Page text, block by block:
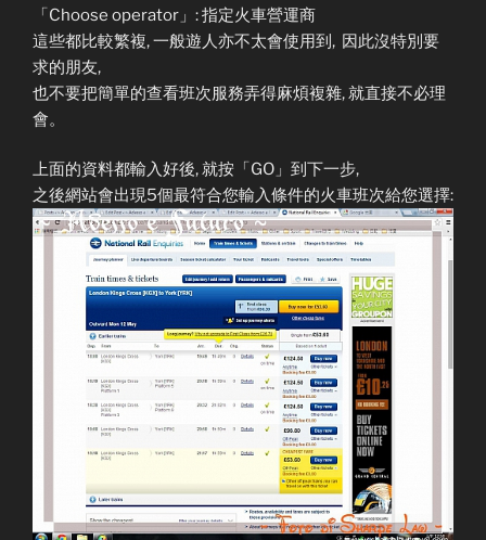
「Choose operator」: 指定火車營運商
這些都比較繁複, 一般遊人亦不太會使用到, 因此沒特別要
求的朋友,
也不要把簡單的查看班次服務弄得麻煩複雜, 就直接不必理
會。
上面的資料都輸入好後, 就按「GO」到下一步,
之後網站會出現5個最符合您輸入條件的火車班次給您選擇: